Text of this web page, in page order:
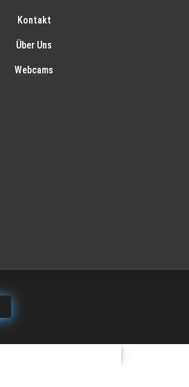
Kontakt
Über Uns
Webcams